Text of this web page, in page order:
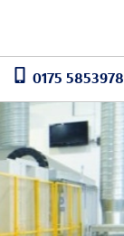
0175 5853978